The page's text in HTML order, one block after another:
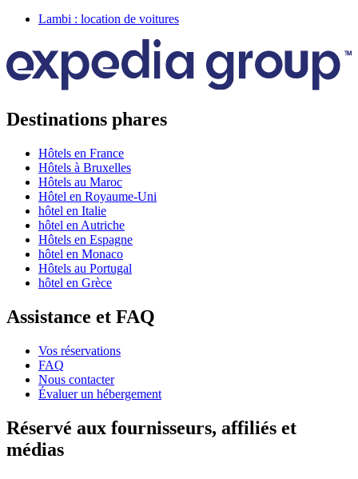
Lambi : location de voitures
Destinations phares
Hôtels en France
Hôtels à Bruxelles
Hôtels au Maroc
Hôtel en Royaume-Uni
hôtel en Italie
hôtel en Autriche
Hôtels en Espagne
hôtel en Monaco
Hôtels au Portugal
hôtel en Grèce
Assistance et FAQ
Vos réservations
FAQ
Nous contacter
Évaluer un hébergement
Réservé aux fournisseurs, affiliés et
médias